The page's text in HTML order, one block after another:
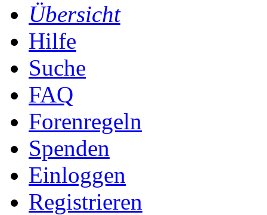
Übersicht
Hilfe
Suche
FAQ
Forenregeln
Spenden
Einloggen
Registrieren